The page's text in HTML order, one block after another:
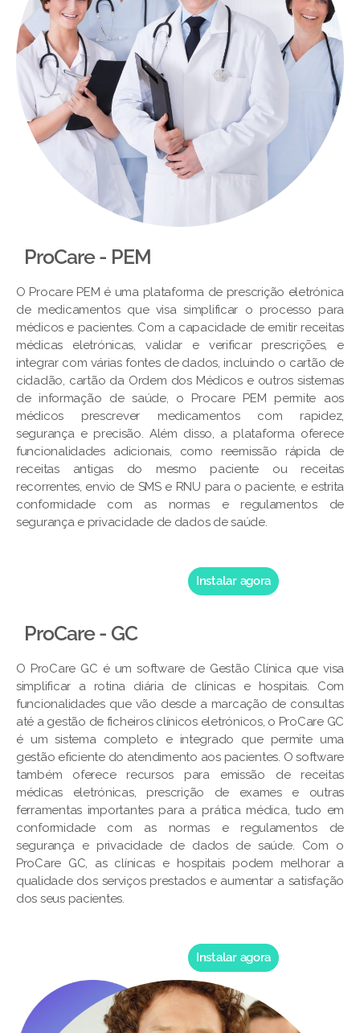
ProCare - PEM​
O Procare PEM é uma plataforma de prescrição eletrónica
de medicamentos que visa simplificar o processo para
médicos e pacientes. Com a capacidade de emitir receitas
médicas eletrónicas, validar e verificar prescrições, e
integrar com várias fontes de dados, incluindo o cartão de
cidadão, cartão da Ordem dos Médicos e outros sistemas
de informação de saúde, o Procare PEM permite aos
médicos prescrever medicamentos com rapidez,
segurança e precisão. Além disso, a plataforma oferece
funcionalidades adicionais, como reemissão rápida de
receitas antigas do mesmo paciente ou receitas
recorrentes, envio de SMS e RNU para o paciente, e estrita
conformidade com as normas e regulamentos de
segurança e privacidade de dados de saúde.
Instalar agora
ProCare - GC
O ProCare GC é um software de Gestão Clínica que visa
simplificar a rotina diária de clínicas e hospitais. Com
funcionalidades que vão desde a marcação de consultas
até a gestão de ficheiros clínicos eletrónicos, o ProCare GC
é um sistema completo e integrado que permite uma
gestão eficiente do atendimento aos pacientes. O software
também oferece recursos para emissão de receitas
médicas eletrónicas, prescrição de exames e outras
ferramentas importantes para a prática médica, tudo em
conformidade com as normas e regulamentos de
segurança e privacidade de dados de saúde. Com o
ProCare GC, as clínicas e hospitais podem melhorar a
qualidade dos serviços prestados e aumentar a satisfação
dos seus pacientes.
Instalar agora